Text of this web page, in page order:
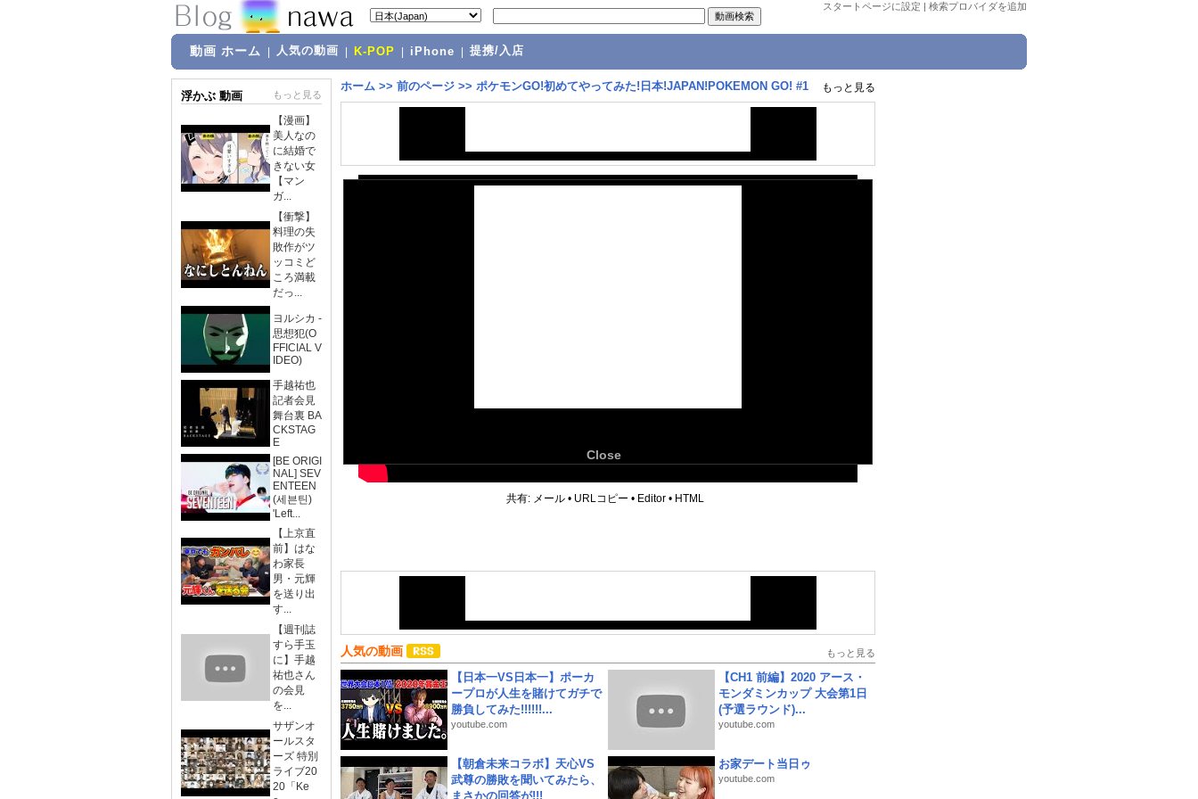
スタートページに設定 | 検索プロバイダを追加
動画 ホーム 人気の動画 K-POP iPhone 提携/入店
浮かぶ 動画 もっと見る
【漫画】
美人なの
に結婚で
きない女
【マン
ガ...
【衝撃】
料理の失
敗作がツ
ッコミど
ころ満載
だっ...
ヨルシカ -
思想犯(O
FFICIAL V
IDEO)
手越祐也
記者会見
舞台裏 BA
CKSTAG
E
[BE ORIGI
NAL] SEV
ENTEEN
(세븐틴)
'Left...
【上京直
前】はな
わ家長
男・元輝
を送り出
す...
【週刊誌
すら手玉
に】手越
祐也さん
の会見
を...
サザンオ
ールスタ
ーズ 特別
ライブ20
20「Ke
ホーム >> 前のページ >> ポケモンGO!初めてやってみた!日本!JAPAN!POKEMON GO! #1 もっと見る
Close
共有: メール • URLコピー • Editor • HTML
人気の動画 もっと見る
【日本一VS日本一】ポーカ
ープロが人生を賭けてガチで
勝負してみた!!!!!!...
youtube.com
【CH1 前編】2020 アース・
モンダミンカップ 大会第1日
(予選ラウンド)...
youtube.com
【朝倉未来コラボ】天心VS
武尊の勝敗を聞いてみたら、
まさかの回答が!!!
お家デート当日ゥ
youtube.com